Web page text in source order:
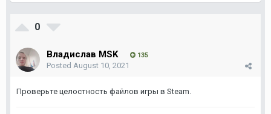
0
Владислав MSK 135
Posted August 10, 2021
Проверьте целостность файлов игры в Steam.